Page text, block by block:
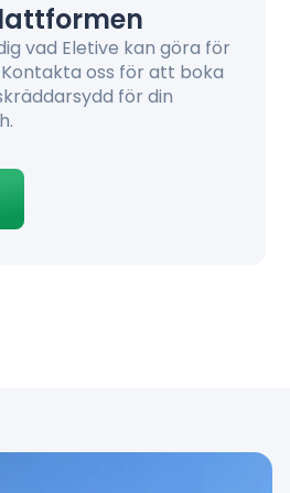
vad Eletive kan göra för
oss för att boka
för din